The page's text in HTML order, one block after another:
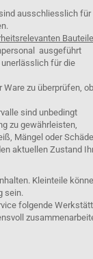
ausschliesslich für
ausgeführt
für die
Ware zu überprüfen, ob
sind unbedingt
zu gewährleisten,
Mängel oder
aktuellen Zustand
Kleinteile
sein.
folgende